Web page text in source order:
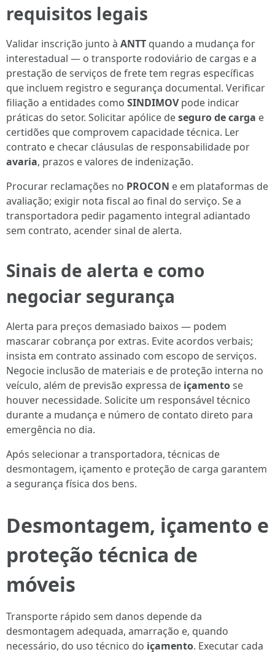
requisitos legais
Validar inscrição junto à ANTT quando a mudança for
interestadual — o transporte rodoviário de cargas e a
prestação de serviços de frete tem regras específicas
que incluem registro e segurança documental. Verificar
filiação a entidades como SINDIMOVpode indicar
práticas do setor. Solicitar apólice deseguro de carga e
certidões que comprovem capacidade técnica. Ler
contrato e checar cláusulas de responsabilidade por
avaria, prazos e valores de indenização.
Procurar reclamações no PROCON e em plataformas de
avaliação; exigir nota fiscal ao final do serviço. Se a
transportadora pedir pagamento integral adiantado
sem contrato, acender sinal de alerta.
Sinais de alerta e como
negociar segurança
Alerta para preços demasiado baixos — podem
mascarar cobrança por extras. Evite acordos verbais;
insista em contrato assinado com escopo de serviços.
Negocie inclusão de materiais e de proteção interna no
veículo, além de previsão expressa de içamentose
houver necessidade. Solicite um responsável técnico
durante a mudança e número de contato direto para
emergência no dia.
Após selecionar a transportadora, técnicas de
desmontagem, içamento e proteção de carga garantem
a segurança física dos bens.
Desmontagem, içamento e
proteção técnica de
móveis
Transporte rápido sem danos depende da
desmontagem adequada, amarração e, quando
necessário, do uso técnico do içamento. Executar cada